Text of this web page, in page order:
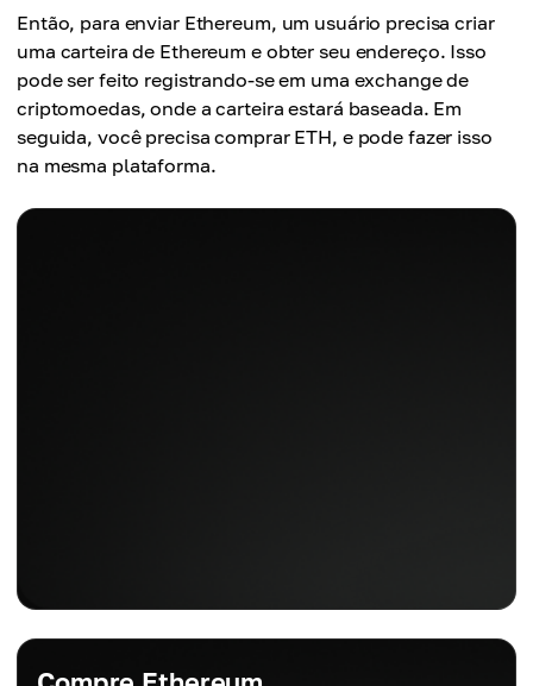
Então, para enviar Ethereum, um usuário precisa criar
uma carteira de Ethereum e obter seu endereço. Isso
pode ser feito registrando-se em uma exchange de
criptomoedas, onde a carteira estará baseada. Em
seguida, você precisa comprar ETH, e pode fazer isso
na mesma plataforma.